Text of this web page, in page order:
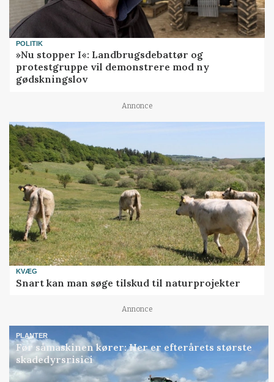
POLITIK
»Nu stopper I«: Landbrugsdebattør og
protestgruppe vil demonstrere mod ny
gødskningslov
Annonce
KVÆG
Snart kan man søge tilskud til naturprojekter
Annonce
PLANTER
Før såmaskinen kører: Her er efterårets største
skadedyrsrisici